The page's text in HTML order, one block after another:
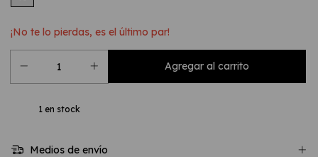
¡No te lo pierdas, es el último par!
1 en stock
Medios de envío